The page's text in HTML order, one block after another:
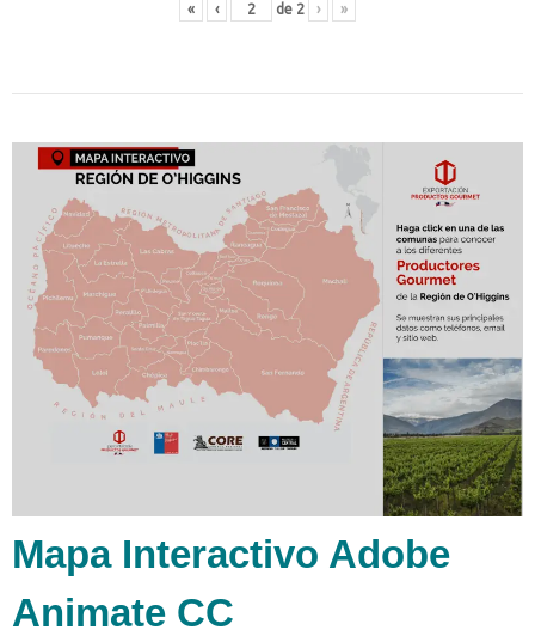
« ‹ de 2 › »
Mapa Interactivo Adobe
Animate CC